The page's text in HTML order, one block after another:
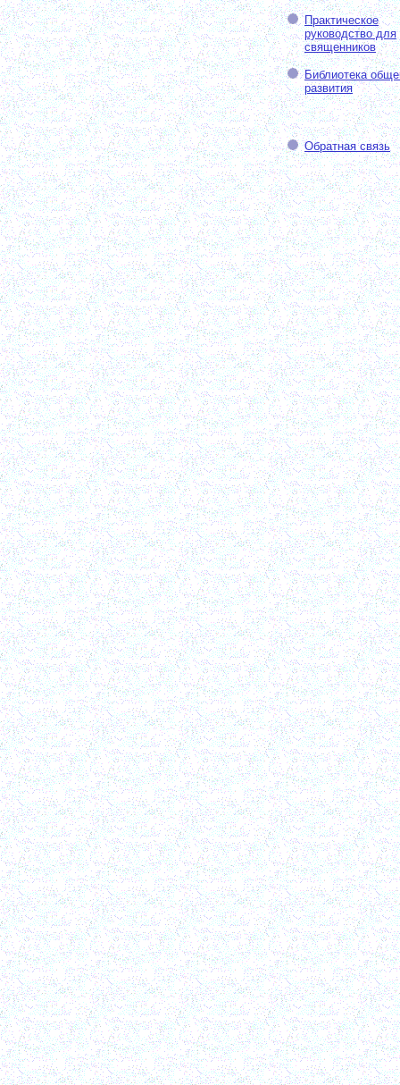
Практическое
руководство для
священников
Библиотека
развития
Обратная связь